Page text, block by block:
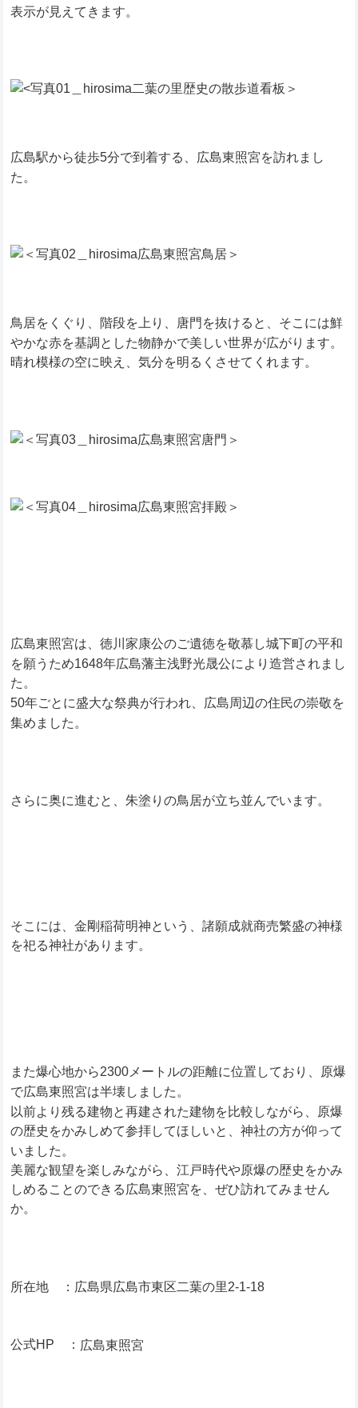
表示が見えてきます。
広島駅から徒歩5分で到着する、広島東照宮を訪れまし
た。
鳥居をくぐり、階段を上り、唐門を抜けると、そこには鮮
やかな赤を基調とした物静かで美しい世界が広がります。
晴れ模様の空に映え、気分を明るくさせてくれます。
広島東照宮は、徳川家康公のご遺徳を敬慕し城下町の平和
を願うため1648年広島藩主浅野光晟公により造営されまし
た。
50年ごとに盛大な祭典が行われ、広島周辺の住民の崇敬を
集めました。
さらに奥に進むと、朱塗りの鳥居が立ち並んでいます。
そこには、金剛稲荷明神という、諸願成就商売繁盛の神様
を祀る神社があります。
また爆心地から2300メートルの距離に位置しており、原爆
で広島東照宮は半壊しました。
以前より残る建物と再建された建物を比較しながら、原爆
の歴史をかみしめて参拝してほしいと、神社の方が仰って
いました。
美麗な観望を楽しみながら、江戸時代や原爆の歴史をかみ
しめることのできる広島東照宮を、ぜひ訪れてみません
か。
所在地 ：広島県広島市東区二葉の里2-1-18
公式HP ： 広島東照宮